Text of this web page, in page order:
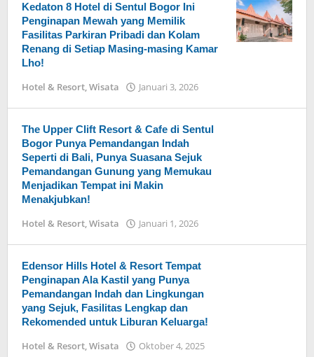
Kedaton 8 Hotel di Sentul Bogor Ini
Penginapan Mewah yang Memilik
Fasilitas Parkiran Pribadi dan Kolam
Renang di Setiap Masing-masing Kamar
Lho!
Hotel & Resort,Wisata Januari 3, 2026
The Upper Clift Resort & Cafe di Sentul
Bogor Punya Pemandangan Indah
Seperti di Bali, Punya Suasana Sejuk
Pemandangan Gunung yang Memukau
Menjadikan Tempat ini Makin
Menakjubkan!
Hotel & Resort,Wisata Januari 1, 2026
Edensor Hills Hotel & Resort Tempat
Penginapan Ala Kastil yang Punya
Pemandangan Indah dan Lingkungan
yang Sejuk, Fasilitas Lengkap dan
Rekomended untuk Liburan Keluarga!
Hotel & Resort,Wisata Oktober 4, 2025